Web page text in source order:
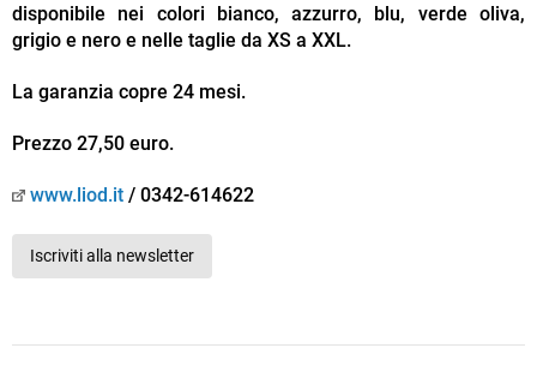
disponibile nei colori bianco, azzurro, blu, verde oliva,
grigio e nero e nelle taglie da XS a XXL.
La garanzia copre 24 mesi.
Prezzo 27,50 euro.
www.liod.it/ 0342-614622
Iscriviti alla newsletter